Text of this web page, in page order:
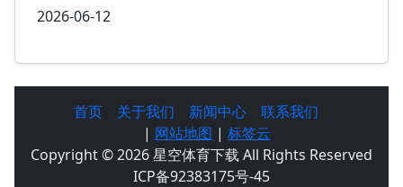
2026-06-12
首页 关于我们 新闻中心
联系我们
| 网站地图 | 标签云
Copyright © 2026 星空体育下载 All Rights Reserved
ICP备92383175号-45